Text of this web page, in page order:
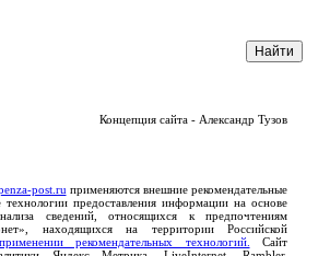
Концепция сайта - Александр Тузов
post.ruприменяются внешние рекомендательные
предоставления информации на основе
сведений, относящихся к предпочтениям
находящихся на территории Российской
рекомендательных технологий. Сайт